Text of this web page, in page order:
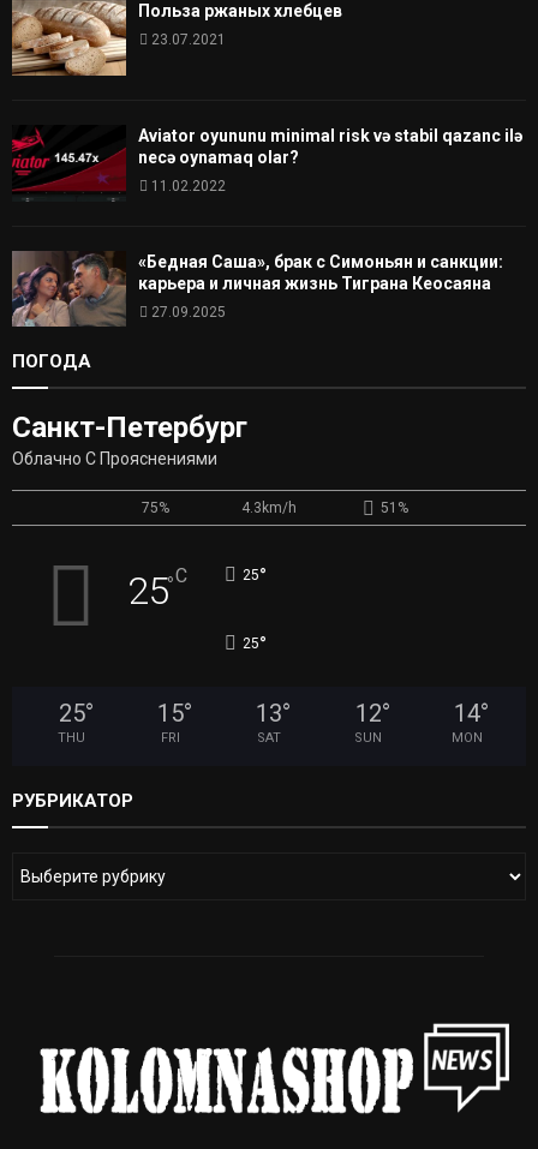
Польза ржаных хлебцев
23.07.2021
Aviator oyununu minimal risk və stabil qazanc ilə
necə oynamaq olar?
11.02.2022
«Бедная Саша», брак с Симоньян и санкции:
карьера и личная жизнь Тиграна Кеосаяна
27.09.2025
ПОГОДА
Санкт-Петербург
Облачно С Прояснениями
75% 4.3km/h 51%
25°C 25°
25°
25°
THU
15°
FRI
13°
SAT
12°
SUN
14°
MON
РУБРИКАТОР